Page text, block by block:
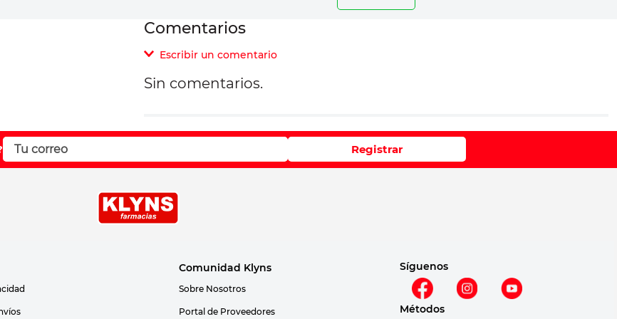
Comentarios
Escribir un comentario
Comentario
Califique el producto de 1 a 5 estrellas
Sin comentarios.
Registrar
Comunidad Klyns
Sobre Nosotros
Portal de Proveedores
Síguenos
Métodos